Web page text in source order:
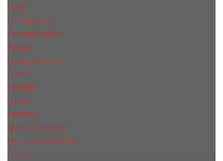
Chloe
Christian Dior
Christina Aguilera
Сliniquе
Costume National
Creed
Davidoff
Diesel
Diptyque
Дольче & Габбана
Donna Karan (DKNY)
Dupont